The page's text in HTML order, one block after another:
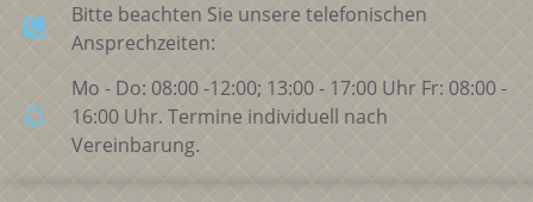
Bitte beachten Sie unsere telefonischen
Ansprechzeiten:
Mo - Do: 08:00 -12:00; 13:00 - 17:00 Uhr Fr: 08:00 -
16:00 Uhr. Termine individuell nach
Vereinbarung.